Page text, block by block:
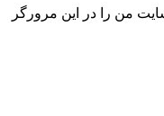
من را در این مرورگر